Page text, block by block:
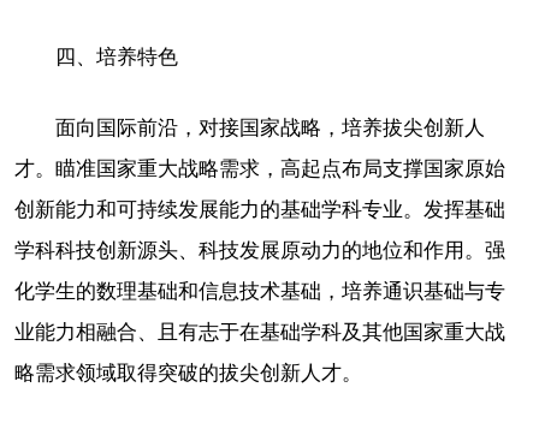
四、培养特色
面向国际前沿，对接国家战略，培养拔尖创新人
才。瞄准国家重大战略需求，高起点布局支撑国家原始
创新能力和可持续发展能力的基础学科专业。发挥基础
学科科技创新源头、科技发展原动力的地位和作用。强
化学生的数理基础和信息技术基础，培养通识基础与专
业能力相融合、且有志于在基础学科及其他国家重大战
略需求领域取得突破的拔尖创新人才。